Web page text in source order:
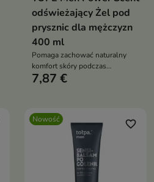
odświeżający Żel pod
prysznic dla mężczyzn
400 ml
Pomaga zachować naturalny
komfort skóry podczas
codziennego mycia.
7,87 €
Nowość favorite_border